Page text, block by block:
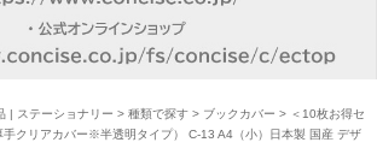
| ステーショナリー > 種類で探す> ブックカバー > ＜10枚お得セ
手クリアカバー※半透明タイプ） C-13 A4（小）日本製 国産 デザ